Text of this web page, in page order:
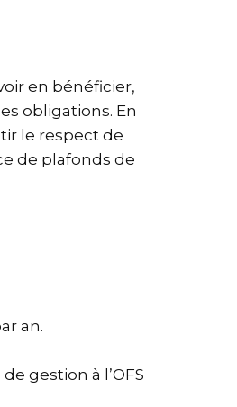
en bénéficier,
obligations. En
le respect de
de plafonds de
an.
gestion à l’OFS